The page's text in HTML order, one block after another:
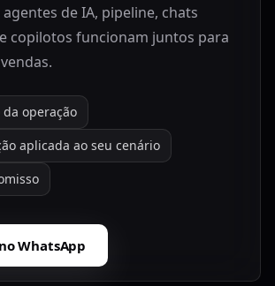
de IA, pipeline, chats
copilotos funcionam juntos para
operação
aplicada ao seu cenário
WhatsApp